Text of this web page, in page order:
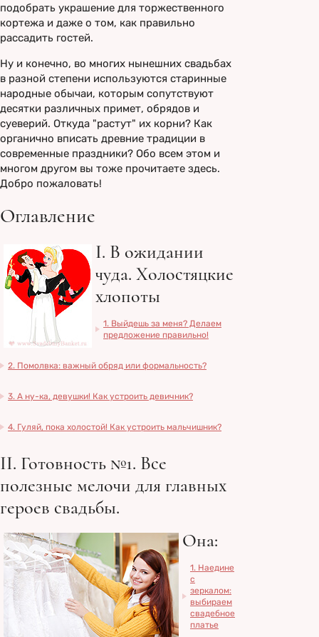
подобрать украшение для торжественного
кортежа и даже о том, как правильно
рассадить гостей.
Ну и конечно, во многих нынешних свадьбах
в разной степени используются старинные
народные обычаи, которым сопутствуют
десятки различных примет, обрядов и
суеверий. Откуда "растут" их корни? Как
органично вписать древние традиции в
современные праздники? Обо всем этом и
многом другом вы тоже прочитаете здесь.
Добро пожаловать!
Оглавление
I. В ожидании
чуда. Холостяцкие
хлопоты
1. Выйдешь за меня? Делаем
предложение правильно!
2. Помолвка: важный обряд или формальность?
3. А ну-ка, девушки! Как устроить девичник?
4. Гуляй, пока холостой! Как устроить мальчишник?
II. Готовность №1. Все
полезные мелочи для главных
героев свадьбы.
Она:
1. Наедине
с
зеркалом:
выбираем
свадебное
платье